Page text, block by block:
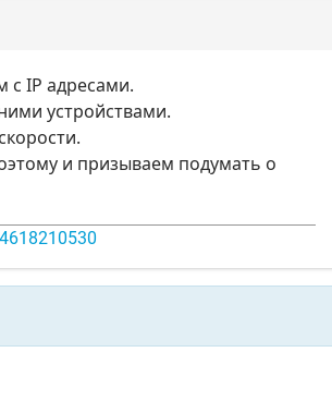
IP адресами.
устройствами.
и призываем подумать о